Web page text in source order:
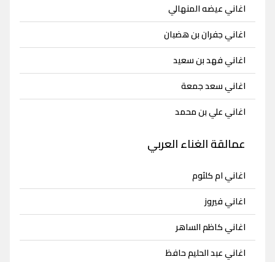
اغاني عيضه المنهالي
اغاني جفران بن هضبان
اغاني فهد بن سعيد
اغاني سعد جمعة
اغاني علي بن محمد
عمالقة الغناء العربي
اغاني ام كلثوم
اغاني فيروز
اغاني كاظم الساهر
اغاني عبد الحليم حافظ